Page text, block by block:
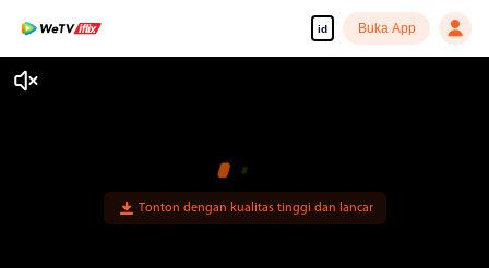
id Buka App
Tonton dengan kualitas tinggi dan lancar